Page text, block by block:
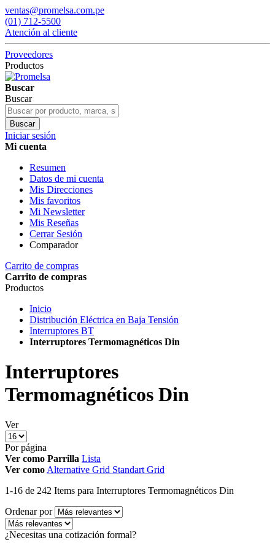
ventas@promelsa.com.pe
(01) 712-5500
Atención al cliente
Proveedores
Productos
Buscar
Buscar
Buscar
Iniciar sesión
Mi cuenta
Resumen
Datos de mi cuenta
Mis Direcciones
Mis favoritos
Mi Newsletter
Mis Reseñas
Cerrar Sesión
Comparador
Carrito de compras
Carrito de compras
Productos
Inicio
Distribución Eléctrica en Baja Tensión
Interruptores BT
Interruptores Termomagnéticos Din
Interruptores
Termomagnéticos Din
Ver
Por página
Ver como Parrilla Lista
Ver como Alternative Grid Standart Grid
1-16 de 242 Items para Interruptores Termomagnéticos Din
Ordenar por
¿Necesitas una cotización formal?